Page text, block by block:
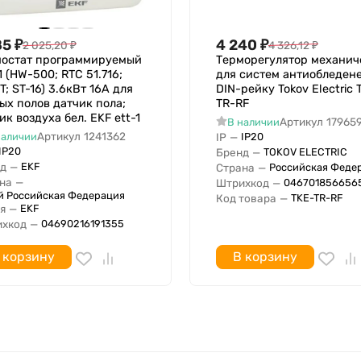
₽2 025,20₽
программируемый
(HW-500; RTC 51.716;
ST-16) 3.6кВт 16А для
полов датчик пола;
воздуха бел. EKF ett-1
Артикул 1241362
— EKF
—
Российская Федерация
— EKF
— 04690216191355
4 240 ₽4 326,12₽
Терморегулятор
для систем
DIN-рейку Tokov Electric
TR-RF
В наличииАртикул
IP — IP20
Бренд — TOKOV ELECTRIC
Страна — Российская
Штрихкод —
Код товара — TKE-TR-RF
В корзину